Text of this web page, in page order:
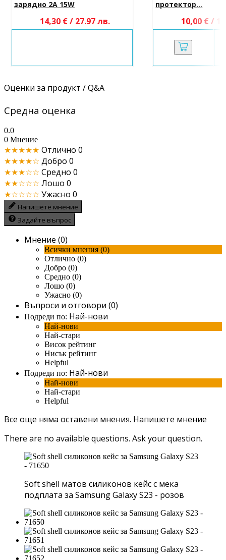
зарядно 2A 15W
14,30 € / 27.97 лв.
протектор...
10,00 € /
Оценки за продукт / Q&A
Средна оценка
0.0
0 Мнение
★★★★★ Отлично 0
★★★★☆ Добро 0
★★★☆☆ Средно 0
★★☆☆☆ Лошо 0
★☆☆☆☆ Ужасно 0
Напишете мнение
Задайте въпрос
Мнение (0)
Всички мнения (0)
Отлично (0)
Добро (0)
Средно (0)
Лошо (0)
Ужасно (0)
Въпроси и отговори (0)
Подреди по: Най-нови
Най-нови
Най-стари
Висок рейтинг
Нисък рейтинг
Helpful
Подреди по: Най-нови
Най-нови
Най-стари
Helpful
Все още няма оставени мнения. Напишете мнение
There are no available questions. Ask your question.
Soft shell матов силиконов кейс с мека
подплата за Samsung Galaxy S23 - розов